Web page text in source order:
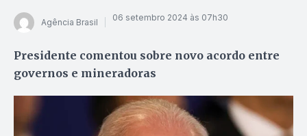
Agência Brasil 06 setembro 2024 às 07h30
Presidente comentou sobre novo acordo entre
governos e mineradoras